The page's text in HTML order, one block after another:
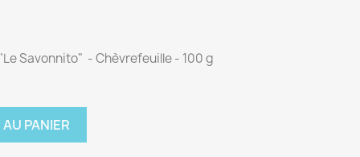
Savonnito" - Chèvrefeuille- 100 g
PANIER